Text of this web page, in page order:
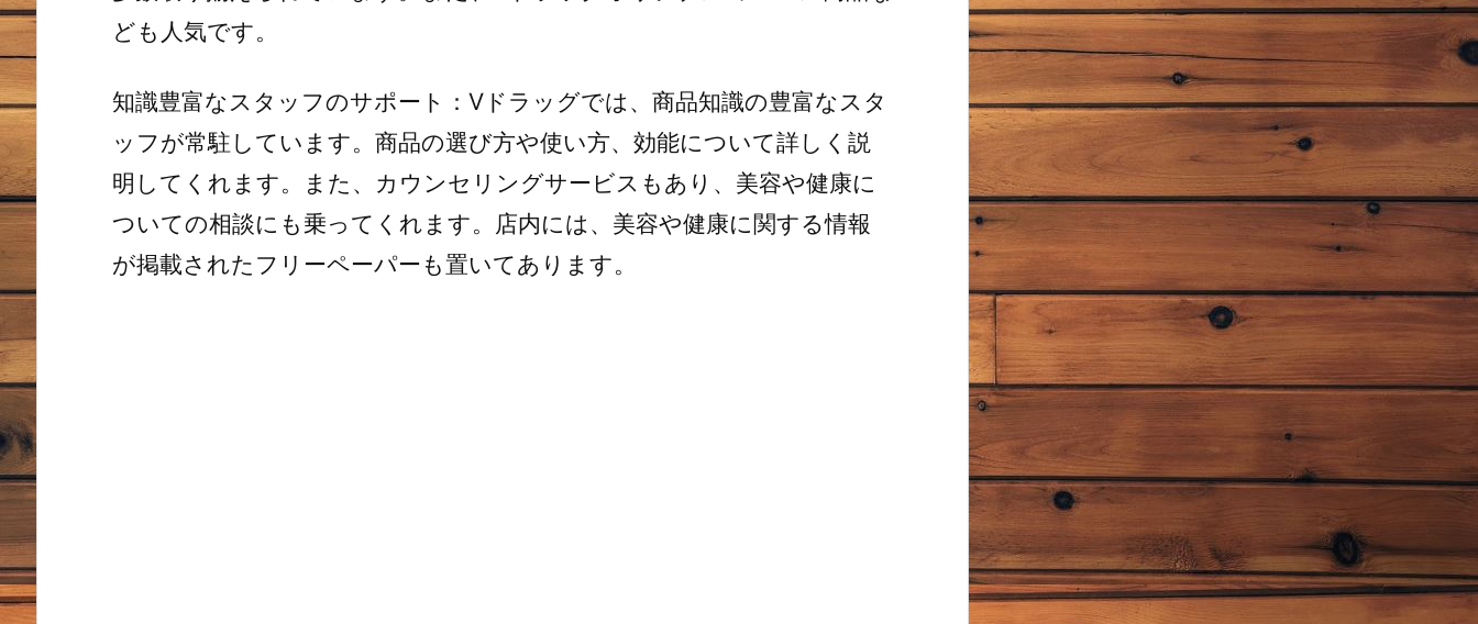
ども人気です。
知識豊富なスタッフのサポート：Vドラッグでは、商品知識の豊富なスタ
ッフが常駐しています。商品の選び方や使い方、効能について詳しく説
明してくれます。また、カウンセリングサービスもあり、美容や健康に
ついての相談にも乗ってくれます。店内には、美容や健康に関する情報
が掲載されたフリーペーパーも置いてあります。